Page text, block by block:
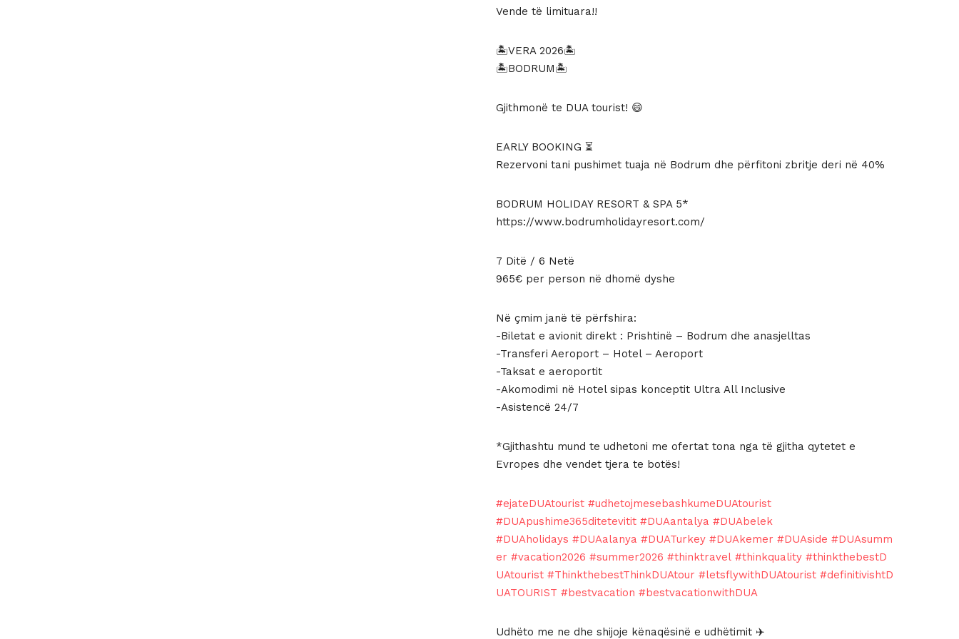
qe:
tanishëm
Vende të limituara!!
🏝VERA 2026🏝
🏝BODRUM🏝
Gjithmonë te DUA tourist! 😄
EARLY BOOKING ⏳
Rezervoni tani pushimet tuaja në Bodrum dhe përfitoni zbritje deri në 40%
BODRUM HOLIDAY RESORT & SPA 5*
https://www.bodrumholidayresort.com/
7 Ditë / 6 Netë
965€ per person në dhomë dyshe
Në çmim janë të përfshira:
-Biletat e avionit direkt : Prishtinë – Bodrum dhe anasjelltas
-Transferi Aeroport – Hotel – Aeroport
-Taksat e aeroportit
-Akomodimi në Hotel sipas konceptit Ultra All Inclusive
-Asistencë 24/7
*Gjithashtu mund te udhetoni me ofertat tona nga të gjitha qytetet e
Evropes dhe vendet tjera te botës!
#ejateDUAtourist #udhetojmesebashkumeDUAtourist
#DUApushime365ditetevitit #DUAantalya #DUAbelek
#DUAholidays #DUAalanya #DUATurkey #DUAkemer #DUAside #DUAsumm
er #vacation2026 #summer2026 #thinktravel #thinkquality #thinkthebestD
UAtourist #ThinkthebestThinkDUAtour #letsflywithDUAtourist #definitivishtD
UATOURIST #bestvacation #bestvacationwithDUA
Udhëto me ne dhe shijoje kënaqësinë e udhëtimit ✈️